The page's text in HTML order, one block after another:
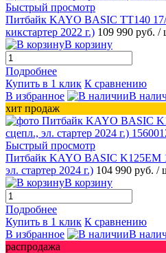
Быстрый просмотр
Питбайк KAYO BASIC TT140
кикстартер 2022 г.) 109 990 руб. /
В корзину
Подробнее
Купить в 1 клик К сравнению
В избранное
В
хит продаж
Быстрый просмотр
Питбайк KAYO BASIC K125EM
эл. стартер 2024 г.) 104 990 руб. /
В корзину
Подробнее
Купить в 1 клик К сравнению
В избранное
В
распродажа